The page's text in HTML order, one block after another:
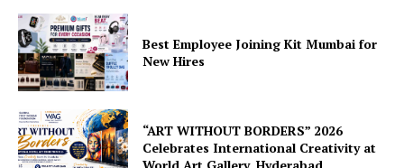
Best Employee Joining Kit Mumbai for
New Hires
“ART WITHOUT BORDERS” 2026
Celebrates International Creativity at